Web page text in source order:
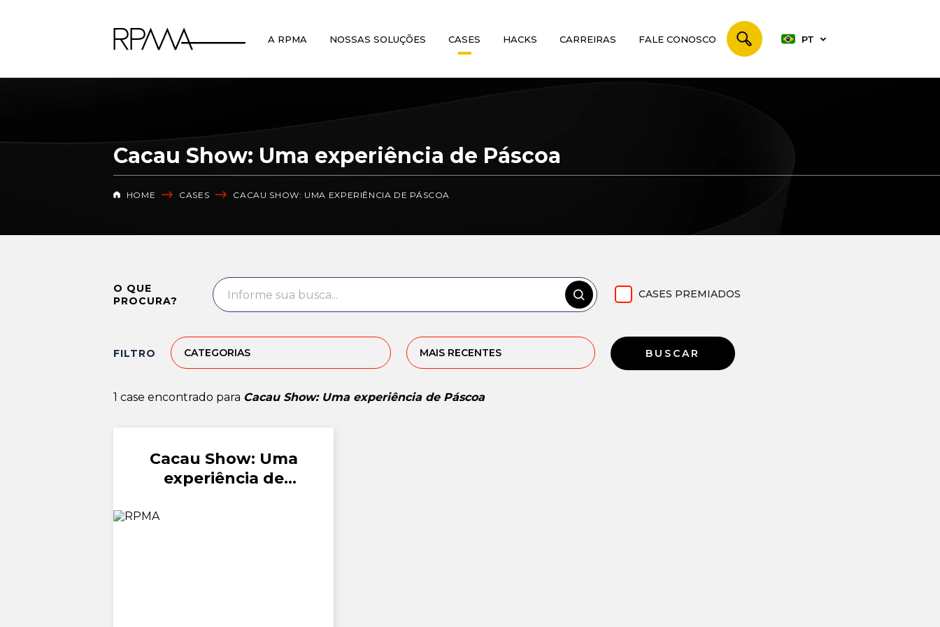
A RPMA NOSSAS SOLUÇÕES CASES HACKS CARREIRAS FALE CONOSCO PT
Cacau Show: Uma experiência de Páscoa
HOME CASES CACAU SHOW: UMA EXPERIÊNCIA DE PÁSCOA
O QUE
PROCURA?
CASES PREMIADOS
FILTRO CATEGORIAS MAIS RECENTES BUSCAR
1 case encontrado para Cacau Show: Uma experiência de Páscoa
Cacau Show: Uma
experiência de